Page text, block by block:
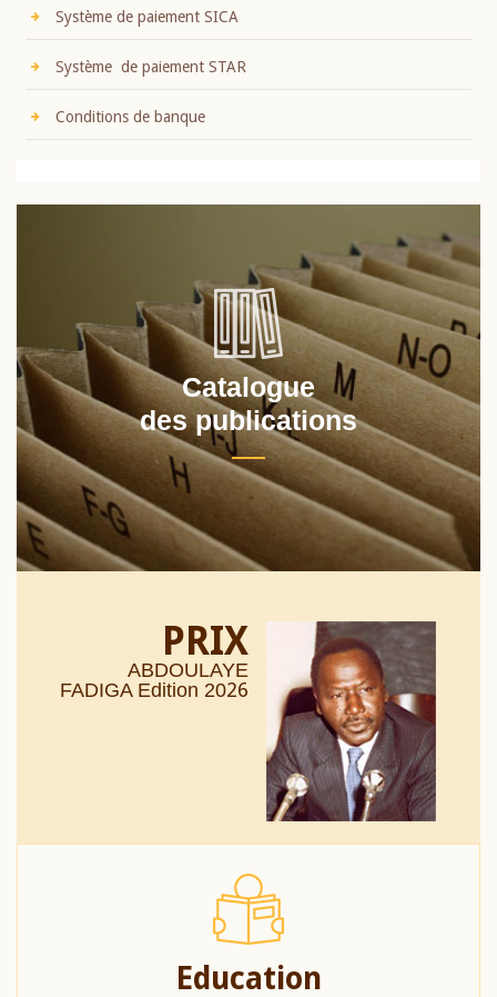
Système de paiement SICA
Système de paiement STAR
Conditions de banque
Catalogue
des publications
PRIX
ABDOULAYE
FADIGA Edition 2026
Education